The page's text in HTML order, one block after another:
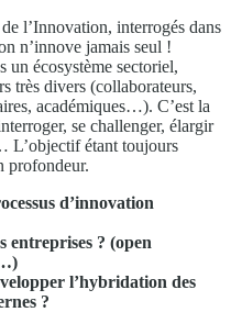
l’Innovation, interrogés dans
n’innove jamais seul !
un écosystème sectoriel,
très divers (collaborateurs,
académiques…). C’est la
se challenger, élargir
L’objectif étant toujours
profondeur.
d’innovation
entreprises ? (open
l’hybridation des
?